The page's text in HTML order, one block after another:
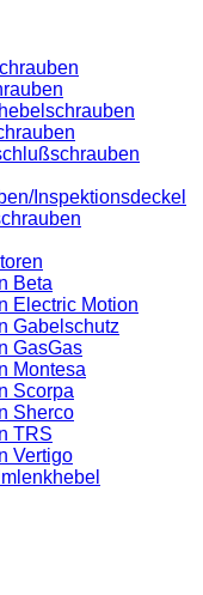
Inspektionsdeckel
Beta
Electric Motion
Gabelschutz
GasGas
Montesa
Scorpa
Sherco
TRS
Vertigo